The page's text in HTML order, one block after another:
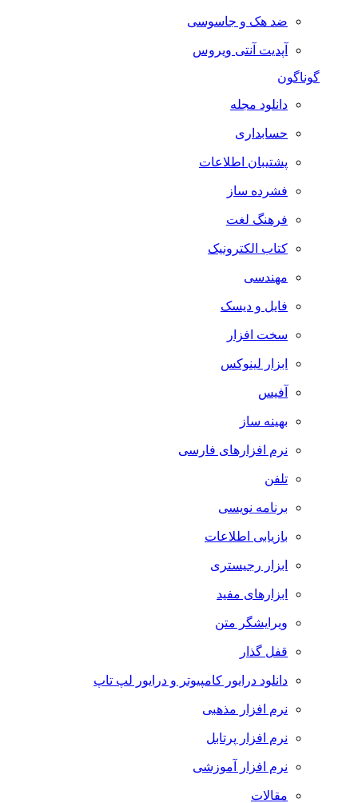
ضد هک و جاسوسی
آپدیت آنتی ویروس
گوناگون
دانلود مجله
حسابداری
پشتیبان اطلاعات
فشرده ساز
فرهنگ لغت
کتاب الکترونیک
مهندسی
فایل و دیسک
سخت افزار
ابزار لینوکس
آفیس
بهینه ساز
نرم افزارهای فارسی
تلفن
برنامه نویسی
بازیابی اطلاعات
ابزار رجیستری
ابزارهای مفید
ویرایشگر متن
قفل گذار
دانلود درایور کامپیوتر و درایور لپ تاپ
نرم افزار مذهبی
نرم افزار پرتابل
نرم افزار آموزشی
مقالات